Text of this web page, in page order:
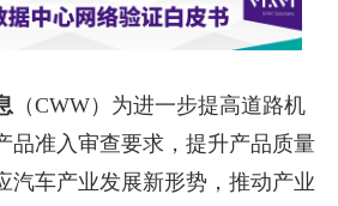
（CWW） 为进一步提高道路机
品准入审查要求，提升产品质量
汽车产业发展新形势，推动产业